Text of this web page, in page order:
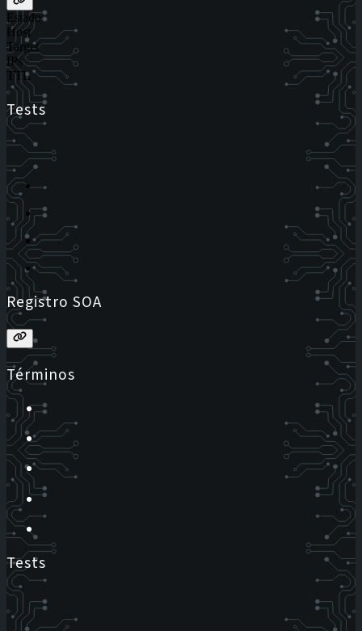
Estado
Host
Target
IPs
TTL
Tests
Registro SOA
Términos
Tests